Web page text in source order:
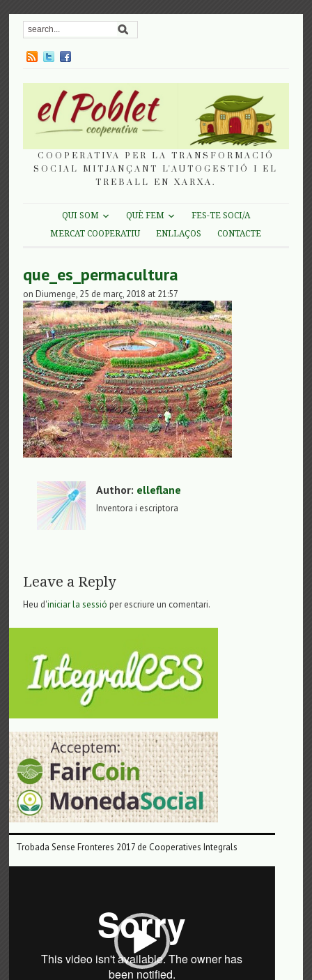
COOPERATIVA PER LA TRANSFORMACIÓ
SOCIAL MITJANÇANT L'AUTOGESTIÓ I EL
TREBALL EN XARXA.
QUI SOM QUÈ FEM
FES-TE SOCI/A
MERCAT COOPERATIU
ENLLAÇOS CONTACTE
que_es_permacultura
on Diumenge, 25 de març, 2018 at 21:57
Author: elleflane
Inventora i escriptora
Leave a Reply
Heu d'iniciar la sessió per escriure un comentari.
Trobada Sense Fronteres 2017 de Cooperatives Integrals